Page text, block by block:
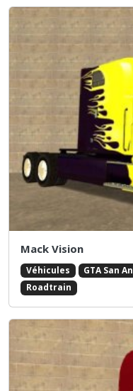
Mack Vision
Véhicules GTA San
Roadtrain